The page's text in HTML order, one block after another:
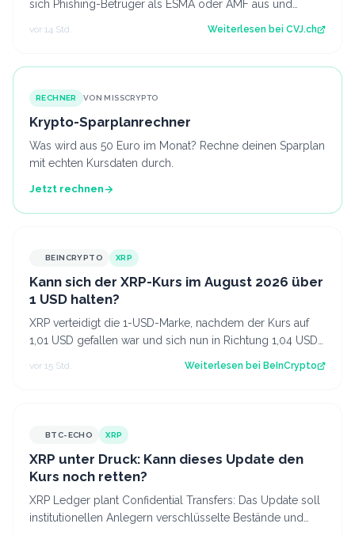
sich Phishing-Betrüger als ESMA oder AMF aus und
vor 14 Std. Weiterlesen bei CVJ.ch
RECHNER VON MISSCRYPTO
Krypto-Sparplanrechner
Was wird aus 50 Euro im Monat? Rechne deinen Sparplan
mit echten Kursdaten durch.
Jetzt rechnen
BEINCRYPTO XRP
Kann sich der XRP-Kurs im August 2026 über
1 USD halten?
XRP verteidigt die 1-USD-Marke, nachdem der Kurs auf
1,01 USD gefallen war und sich nun in Richtung 1,04 USD
erholt, während der CLARITY Act…
vor 15 Std. Weiterlesen bei BeInCrypto
BTC-ECHO XRP
XRP unter Druck: Kann dieses Update den
Kurs noch retten?
XRP Ledger plant Confidential Transfers: Das Update soll
institutionellen Anlegern verschlüsselte Bestände und